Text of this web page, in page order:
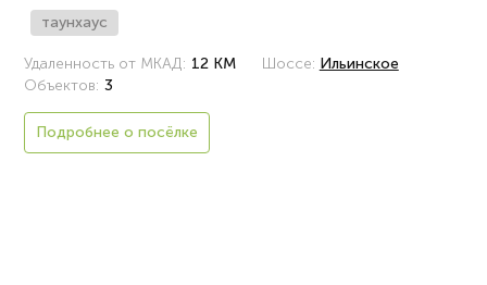
таунхаус
Удаленность от МКАД: 12 КМ Шоссе: Ильинское
Объектов: 3
Подробнее о посёлке